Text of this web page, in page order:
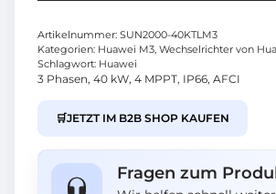
Artikelnummer: SUN2000-40KTLM3
Kategorien: Huawei M3, Wechselrichter von
Schlagwort: Huawei
3 Phasen, 40 kW, 4 MPPT, IP66, AFCI
🛒JETZT IM B2B SHOP KAUFEN
Fragen zum